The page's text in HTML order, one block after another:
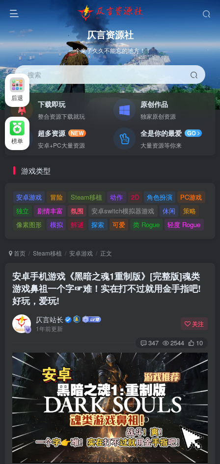
仄言资源社
一个来了久久不能忘的地方！！
搜索
下载即玩
整合资源下载就玩
原创作品
独家原创资源
超多资源
NEW
安卓+PC大量资源
全是你的最爱
GO
大量资源等你来
游戏类型
安卓游戏 冒险 Steam移植 动作 2D 角色扮演
PC游戏
独立
剧情丰富 氛围 安卓switch模拟器游戏 休闲
策略
像素图形
模拟 解谜 探索 可爱 类 Rogue 轻度 Rogue
首页 Steam移植 安卓游戏 正文
安卓手机游戏《黑暗之魂1重制版》[完整版]魂类
游戏鼻祖一个字☞难！实在打不过就用金手指吧!
好玩，爱玩!
仄言站长
1年前更新
关注
347 2544 10
后退
榜单